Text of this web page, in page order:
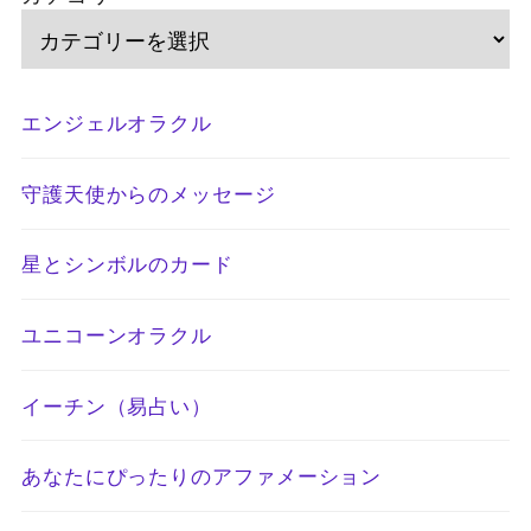
エンジェルオラクル
守護天使からのメッセージ
星とシンボルのカード
ユニコーンオラクル
イーチン（易占い）
あなたにぴったりのアファメーション